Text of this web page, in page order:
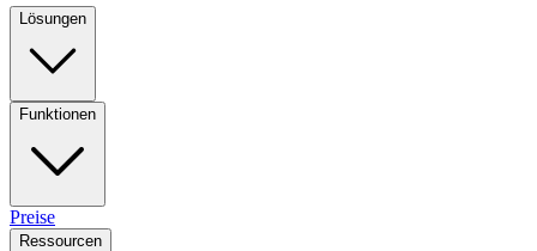
Lösungen
Funktionen
Preise
Ressourcen